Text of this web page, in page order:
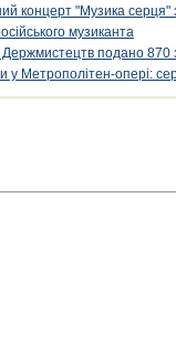
концерт "Музика
музиканта
подано 870
у Метрополітен-опері: